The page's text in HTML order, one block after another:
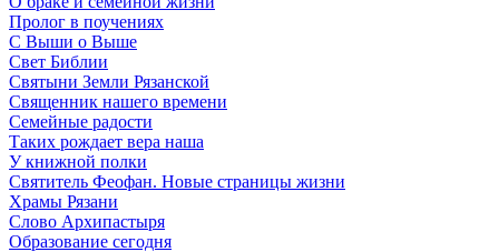
Пролог в поучениях
С Выши о Выше
Свет Библии
Святыни Земли Рязанской
Священник нашего времени
Семейные радости
Таких рождает вера наша
У книжной полки
Святитель Феофан. Новые страницы жизни
Храмы Рязани
Слово Архипастыря
Образование сегодня